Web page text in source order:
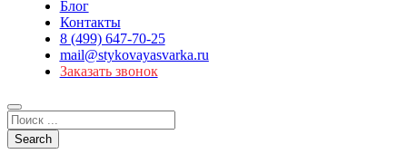
Блог
Контакты
8 (499) 647-70-25
mail@stykovayasvarka.ru
Заказать звонок